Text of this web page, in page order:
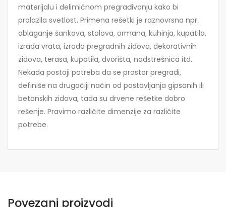
materijalu i delimičnom pregrađivanju kako bi
prolazila svetlost. Primena rešetki je raznovrsna npr.
oblaganje šankova, stolova, ormana, kuhinja, kupatila,
izrada vrata, izrada pregradnih zidova, dekorativnih
zidova, terasa, kupatila, dvorišta, nadstrešnica itd.
Nekada postoji potreba da se prostor pregradi,
definiše na drugačiji način od postavljanja gipsanih ili
betonskih zidova, tada su drvene rešetke dobro
rešenje. Pravimo različite dimenzije za različite
potrebe.
Povezani proizvodi